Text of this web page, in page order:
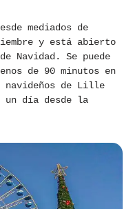
mediados de
y está abierto
Navidad. Se puede
de 90 minutos en
navideños de Lille
un día desde la